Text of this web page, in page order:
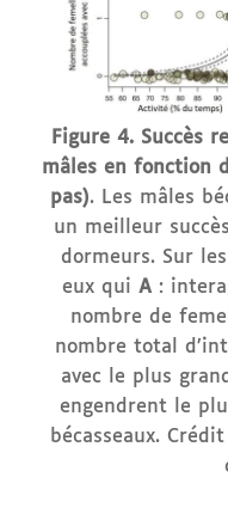
Figure 4. Succès
mâles en fonction
pas). Les mâles
un meilleur
dormeurs. Sur
eux qui A :
nombre de
nombre total
avec le plus
engendrent le
bécasseaux.